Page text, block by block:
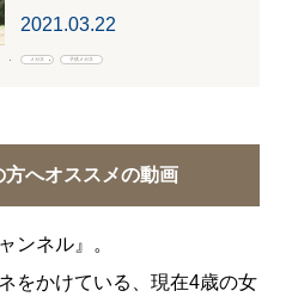
2021.03.22
メガネ 子供メガネ
へオススメの動画
ンネル』。
をかけている、現在4歳の女